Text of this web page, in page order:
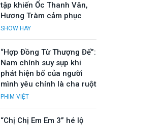
tập khiến Ốc Thanh Vân,
Hương Tràm cảm phục
SHOW HAY
“Hợp Đồng Từ Thượng Đế”:
Nam chính suy sụp khi
phát hiện bố của người
mình yêu chính là cha ruột
PHIM VIỆT
“Chị Chị Em Em 3” hé lộ